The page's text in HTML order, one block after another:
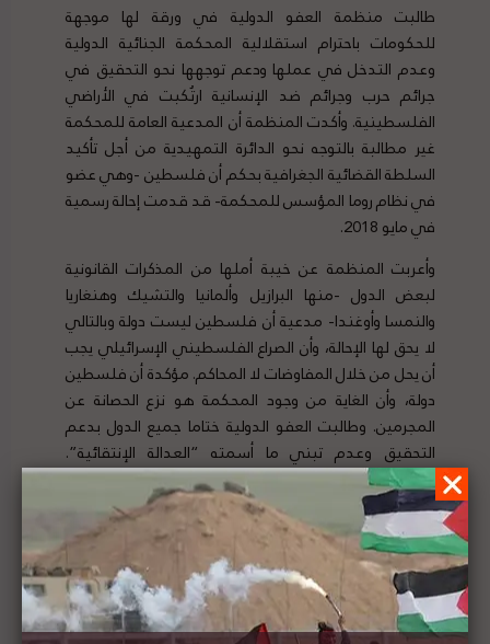
طالبت منظمة العفو الدولية في ورقة لها موجهة
للحكومات باحترام استقلالية المحكمة الجنائية الدولية
وعدم التدخل في عملها ودعم توجهها نحو التحقيق في
جرائم حرب وجرائم ضد الإنسانية ارتُكبت في الأراضي
الفلسطينية. وأكدت المنظمة أن المدعية العامة للمحكمة
غير مطالبة بالتوجه نحو الدائرة التمهيدية من أجل تأكيد
السلطة القضائية الجغرافية بحكم أن فلسطين -وهي عضو
في نظام روما المؤسس للمحكمة- قد قدمت إحالة رسمية
في مايو 2018.
وأعربت المنظمة عن خيبة أملها من المذكرات القانونية
لبعض الدول -منها البرازيل وألمانيا والتشيك وهنغاريا
والنمسا وأوغندا- مدعية أن فلسطين ليست دولة وبالتالي
لا يحق لها الإحالة، وأن الصراع الفلسطيني الإسرائيلي يجب
أن يحل من خلال المفاوضات لا المحاكم. مؤكدة أن فلسطين
دولة، وأن الغاية من وجود المحكمة هو نزع الحصانة عن
المجرمين. وطالبت العفو الدولية ختاما جميع الدول بدعم
التحقيق وعدم تبني ما أسمته “العدالة الإنتقائية”.
لتفاصيل الخبر ومصدره الأصلي،هنا
تقرير المشهد الحقوقي لفلسطين | العدد (10) | 8 -
14 مارس 2020